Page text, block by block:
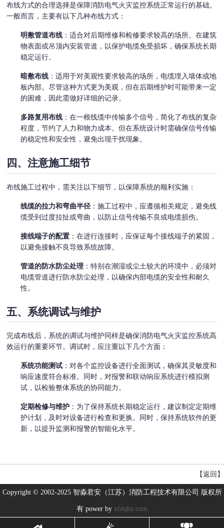
布线方式的合理选择是保障消防电气火灾监控系统正常运行的基础。
一般而言，主要有以下几种布线方式：
明敷管道布线 ：适合对后期维修和检修要求较高的场所。在建筑
物表面或吊顶内安装管道，以保护电缆免受损坏，确保系统长期
稳定运行。
暗敷布线 ：适用于对美观性要求较高的场所，电缆埋入墙体或地
板内部。尽管这种方式更为美观，但在后期维护时可能带来一定
的困难，因此需做好详细的记录。
多路复用布线 ：在一根线缆中传输多个信号，简化了布线的复杂
程度，节约了人力和物力成本。但在系统设计时需确保信号传输
的稳定性和安全性，避免出现干扰现象。
四、注意施工细节
布线施工过程中，需关注以下细节，以保障系统的顺利实施：
线缆的拉力和弯曲半径 ：施工过程中，应遵循相关规定，避免线
缆受到过度拉扯或弯曲，以防止信号传输不良或电缆损伤。
接线端子的配置 ：在进行连接时，应保证每个接线端子的紧固，
以避免接触不良导致系统故障。
管道的防水防尘处理 ：特别在潮湿或尘土较大的环境中，必须对
电缆管道进行防水防尘处理，以确保内部电缆的安全性和耐久
性。
五、系统调试与维护
完成布线后，系统的调试与维护同样是确保消防电气火灾监控系统高
效运行的重要环节。调试时，应注重以下几个方面：
系统功能测试 ：对各个监控设备进行全面测试，确保其灵敏度和
响应速度符合标准。同时，对报警和联动响应系统进行模拟测
试，以检验整体系统的协同能力。
定期检修与维护 ：为了保持系统长期稳定运行，建议制定定期维
护计划，及时对设备进行检查和更换。同时，保持系统软件的更
新，以提升监测和报警的智能化水平。
【返回 】
Copyright © 2002-2025 智淼君安（江苏）消防工程技术有限公司 版权所
有 power by xfdqhz.com